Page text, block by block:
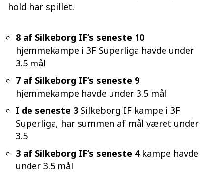
hold har spillet.
8 af Silkeborg IF’s seneste 10
hjemmekampe i 3F Superliga havde under
3.5 mål
7 af Silkeborg IF’s seneste 9
hjemmekampe havde under 3.5 mål
I de seneste 3 Silkeborg IF kampe i 3F
Superliga, har summen af mål været under
3.5
3 af Silkeborg IF’s seneste 4kampe havde
under 3.5 mål